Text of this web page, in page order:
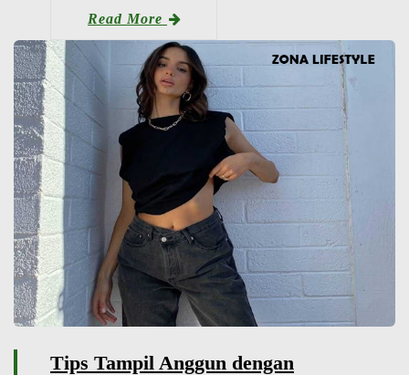
Read More
Tips Tampil Anggun dengan